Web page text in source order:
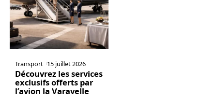
Transport 15 juillet 2026
Découvrez les services
exclusifs offerts par
l’avion la Varavelle